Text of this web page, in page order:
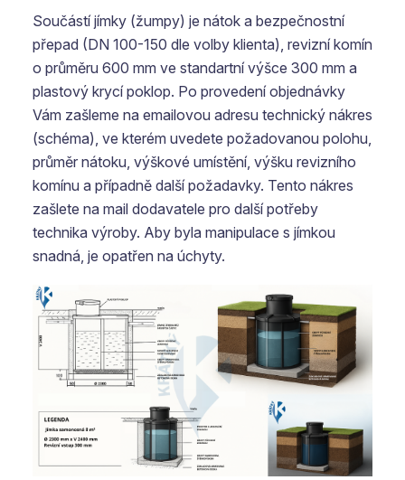
Součástí jímky (žumpy) je nátok a bezpečnostní
přepad (DN 100-150 dle volby klienta), revizní komín
o průměru 600 mm ve standartní výšce 300 mm a
plastový krycí poklop. Po provedení objednávky
Vám zašleme na emailovou adresu technický nákres
(schéma), ve kterém uvedete požadovanou polohu,
průměr nátoku, výškové umístění, výšku revizního
komínu a případně další požadavky. Tento nákres
zašlete na mail dodavatele pro další potřeby
technika výroby. Aby byla manipulace s jímkou
snadná, je opatřen na úchyty.